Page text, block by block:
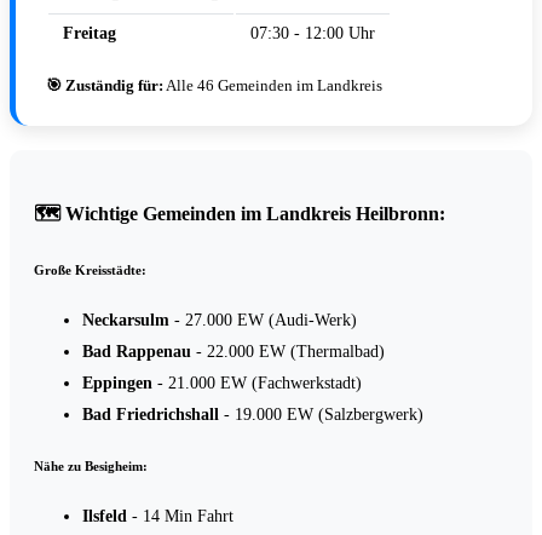
Freitag 07:30 - 12:00 Uhr
🎯 Zuständig für: Alle 46 Gemeinden im Landkreis
🗺️ Wichtige Gemeinden im Landkreis Heilbronn:
Große Kreisstädte:
Neckarsulm - 27.000 EW (Audi-Werk)
Bad Rappenau - 22.000 EW (Thermalbad)
Eppingen - 21.000 EW (Fachwerkstadt)
Bad Friedrichshall - 19.000 EW (Salzbergwerk)
Nähe zu Besigheim:
Ilsfeld - 14 Min Fahrt